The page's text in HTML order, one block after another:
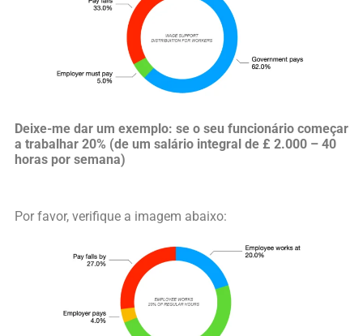
Deixe-me dar um exemplo: se o seu funcionário começar
a trabalhar 20% (de um salário integral de £ 2.000 – 40
horas por semana)
Por favor, verifique a imagem abaixo: